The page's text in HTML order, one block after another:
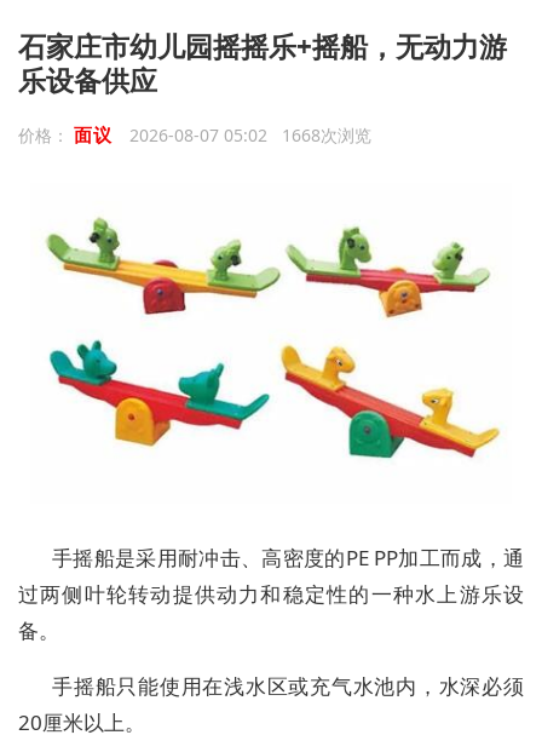
石家庄市幼儿园摇摇乐+摇船，无动力游
乐设备供应
价格： 面议 2026-08-07 05:02 1668次浏览
手摇船是采用耐冲击、高密度的PE PP加工而成，通
过两侧叶轮转动提供动力和稳定性的一种水上游乐设
备。
手摇船只能使用在浅水区或充气水池内，水深必须
20厘米以上。